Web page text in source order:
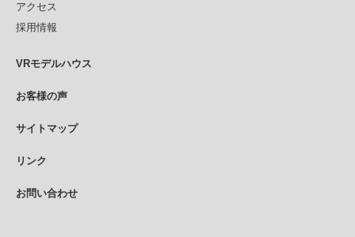
アクセス
採用情報
VRモデルハウス
お客様の声
サイトマップ
リンク
お問い合わせ